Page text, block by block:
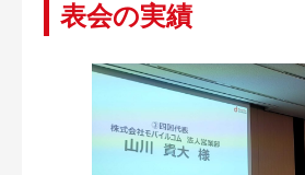
表会の実績